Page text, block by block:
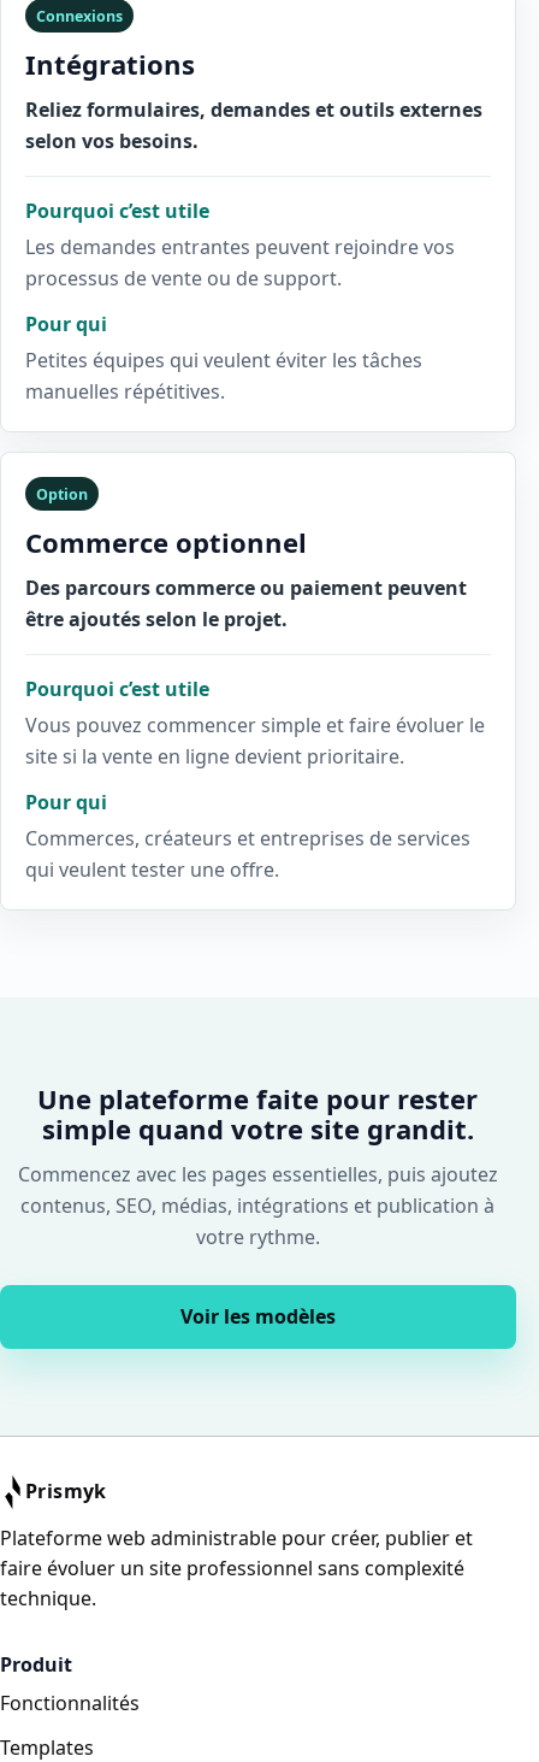
Connexions
Intégrations
Reliez formulaires, demandes et outils externes
selon vos besoins.
Pourquoi c’est utile
Les demandes entrantes peuvent rejoindre vos
processus de vente ou de support.
Pour qui
Petites équipes qui veulent éviter les tâches
manuelles répétitives.
Option
Commerce optionnel
Des parcours commerce ou paiement peuvent
être ajoutés selon le projet.
Pourquoi c’est utile
Vous pouvez commencer simple et faire évoluer le
site si la vente en ligne devient prioritaire.
Pour qui
Commerces, créateurs et entreprises de services
qui veulent tester une offre.
Une plateforme faite pour rester
simple quand votre site grandit.
Commencez avec les pages essentielles, puis ajoutez
contenus, SEO, médias, intégrations et publication à
votre rythme.
Voir les modèles
Prismyk
Plateforme web administrable pour créer, publier et
faire évoluer un site professionnel sans complexité
technique.
Produit
Fonctionnalités
Templates